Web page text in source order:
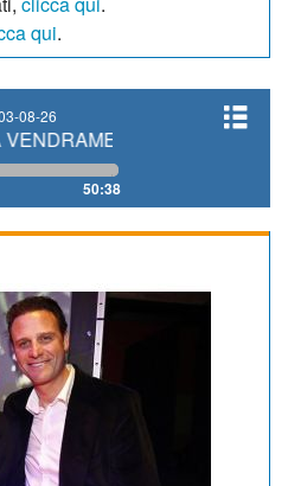
qui.
08-26
FILIPPO FIORELLI
50:38